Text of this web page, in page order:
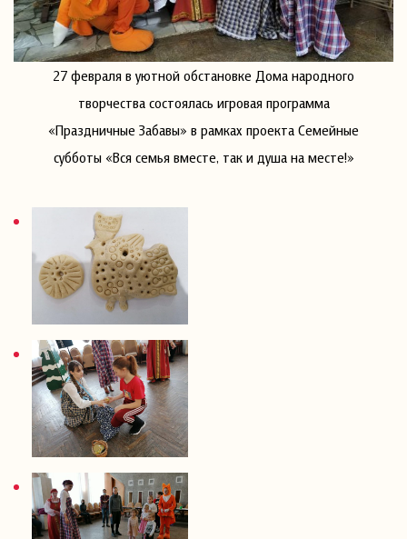
27 февраля в уютной обстановке Дома народного
творчества состоялась игровая программа
«Праздничные Забавы» в рамках проекта Семейные
субботы «Вся семья вместе, так и душа на месте!»